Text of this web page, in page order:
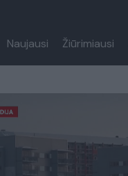
Naujausi Žiūrimiausi